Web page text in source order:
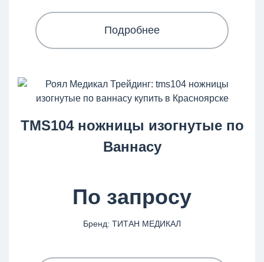
Подробнее
TMS104 ножницы изогнутые по
Ваннасу
По запросу
Бренд: ТИТАН МЕДИКАЛ